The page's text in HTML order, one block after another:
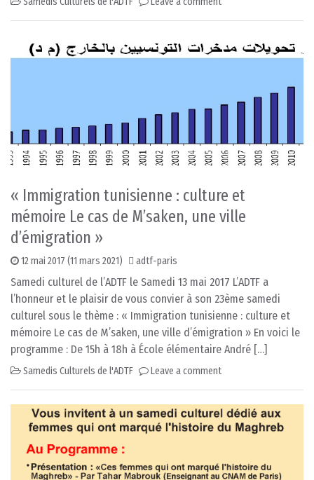
« Immigration tunisienne : culture et
mémoire Le cas de M’saken, une ville
d’émigration »
12 mai 2017 (11 mars 2021) adtf-paris
Samedi culturel de l’ADTF le Samedi 13 mai 2017 L’ADTF a
l’honneur et le plaisir de vous convier à son 23ème samedi
culturel sous le thème : « Immigration tunisienne : culture et
mémoire Le cas de M’saken, une ville d’émigration » En voici le
programme : De 15h à 18h à École élémentaire André […]
Samedis Culturels de l'ADTF Leave a comment